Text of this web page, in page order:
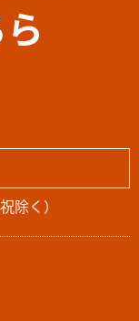
除く）